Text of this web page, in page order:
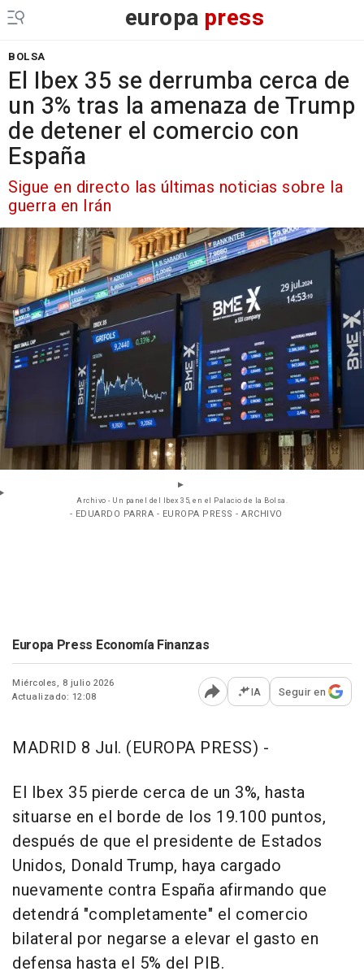
europa press
BOLSA
El Ibex 35 se derrumba cerca de
un 3% tras la amenaza de Trump
de detener el comercio con
España
Sigue en directo las últimas noticias sobre la
guerra en Irán
Archivo - Un panel del Ibex 35, en el Palacio de la Bolsa.
- EDUARDO PARRA - EUROPA PRESS - ARCHIVO
Europa Press Economía Finanzas
Miércoles, 8 julio 2026
Actualizado: 12:08
Abrir opciones para
IA Seguir en
MADRID 8 Jul. (EUROPA PRESS) -
El Ibex 35 pierde cerca de un 3%, hasta
situarse en el borde de los 19.100 puntos,
después de que el presidente de Estados
Unidos, Donald Trump, haya cargado
nuevamente contra España afirmando que
detendrá "completamente" el comercio
bilateral por negarse a elevar el gasto en
defensa hasta el 5% del PIB.